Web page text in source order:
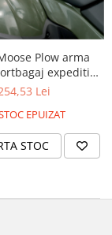
Plow arma
expedition
singleLei
EPUIZAT
STOC